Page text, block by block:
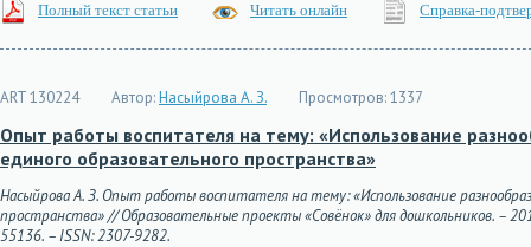
Полный текст статьи Читать онлайн Справка-
ART 130224 Автор:Насыйрова А. З. Просмотров:1337
Опыт работы воспитателя на тему: «Использование
единого образовательного пространства»
Насыйрова А. З. Опыт работы воспитателя на тему: «Использование
пространства» // Образовательные проекты «Совёнок» для дошкольников. –
55136. – ISSN: 2307-9282.